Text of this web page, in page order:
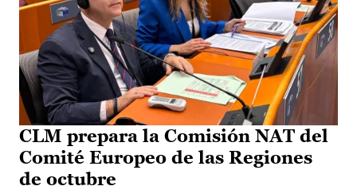
CLM prepara la Comisión NAT del
Comité Europeo de las Regiones
de octubre